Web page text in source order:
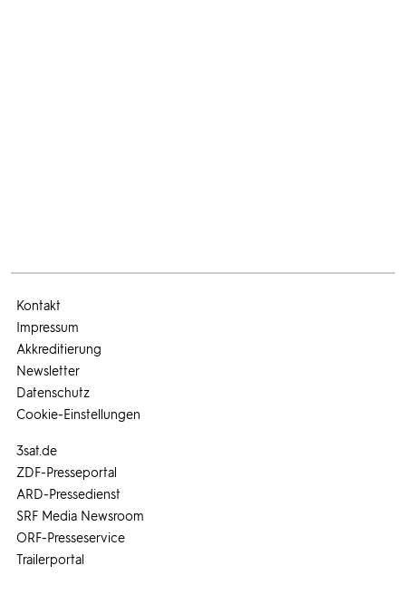
3sat.de
ZDF-Presseportal
ARD-Pressedienst
SRF Media Newsroom
ORF-Presseservice
Trailerportal
Kontakt
Impressum
Akkreditierung
Newsletter
Datenschutz
Cookie-Einstellungen